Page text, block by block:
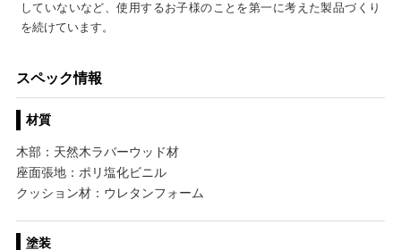
していないなど、使用するお子様のことを第一に考えた製品づくり
を続けています。
スペック情報
材質
木部：天然木ラバーウッド材
座面張地：ポリ塩化ビニル
クッション材：ウレタンフォーム
塗装